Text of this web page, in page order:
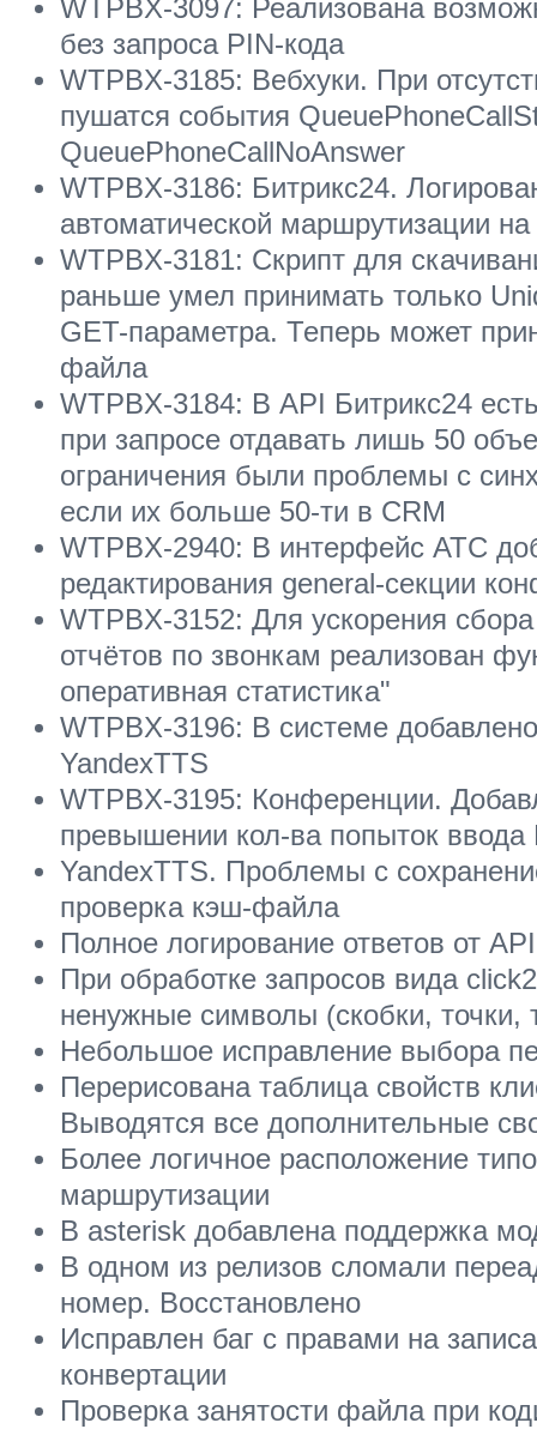
WTPBX-3097: Реализована
без запроса PIN-кода
WTPBX-3185: Вебхуки. При
пушатся события
QueuePhoneCallNoAnswer
WTPBX-3186: Битрикс24.
автоматической маршрутизации
WTPBX-3181: Скрипт для
раньше умел принимать только
GET-параметра. Теперь может
файла
WTPBX-3184: В API Битрикс24
при запросе отдавать лишь 50
ограничения были проблемы с
если их больше 50-ти в CRM
WTPBX-2940: В интерфейс АТС
редактирования general-секции
WTPBX-3152: Для ускорения
отчётов по звонкам реализован
оперативная статистика"
WTPBX-3196: В системе
YandexTTS
WTPBX-3195: Конференции.
превышении кол-ва попыток ввода
YandexTTS. Проблемы с
проверка кэш-файла
Полное логирование ответов от
При обработке запросов вида
ненужные символы (скобки, точки,
Небольшое исправление выбора
Перерисована таблица свойств
Выводятся все дополнительные
Более логичное расположение
маршрутизации
В asterisk добавлена поддержка
В одном из релизов сломали
номер. Восстановлено
Исправлен баг с правами на
конвертации
Проверка занятости файла при